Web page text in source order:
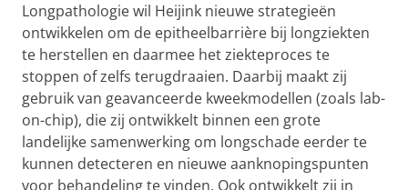
Longpathologie wil Heijink nieuwe strategieën
ontwikkelen om de epitheelbarrière bij longziekten
te herstellen en daarmee het ziekteproces te
stoppen of zelfs terugdraaien. Daarbij maakt zij
gebruik van geavanceerde kweekmodellen (zoals lab-
on-chip), die zij ontwikkelt binnen een grote
landelijke samenwerking om longschade eerder te
kunnen detecteren en nieuwe aanknopingspunten
voor behandeling te vinden. Ook ontwikkelt zij in